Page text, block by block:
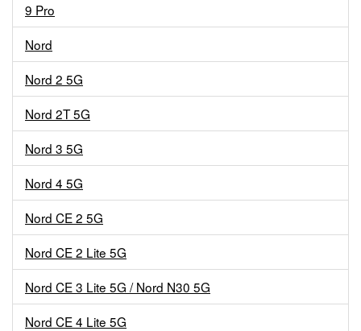
9 Pro
Nord
Nord 2 5G
Nord 2T 5G
Nord 3 5G
Nord 4 5G
Nord CE 2 5G
Nord CE 2 Lite 5G
Nord CE 3 Lite 5G / Nord N30 5G
Nord CE 4 Lite 5G